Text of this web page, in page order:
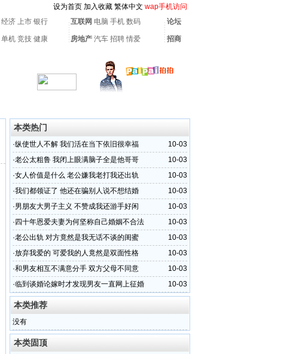
设为首页 加入收藏 繁体中文 wap手机访问
经济 上市 银行 互联网 电脑 手机 数码 论坛
单机 竞技 健康 房地产 汽车 招聘 情爱 招商
本类热门
10-03
·纵使世人不解 我们活在当下依旧很幸福
10-03
·老公太粗鲁 我闭上眼满脑子全是他哥哥
10-03
·女人价值是什么 老公嫌我老打我还出轨
10-03
·我们都领证了 他还在骗别人说不想结婚
10-03
·男朋友大男子主义 不赞成我还游手好闲
10-03
· 四十年恩爱夫妻为何坚称自己婚姻不合法
10-03
·老公出轨 对方竟然是我无话不谈的闺蜜
10-03
·放弃我爱的 可爱我的人竟然是双面性格
10-03
·和男友相互不满意分手 双方父母不同意
10-03
·临到谈婚论嫁时才发现男友一直网上征婚
本类推荐
没有
本类固顶